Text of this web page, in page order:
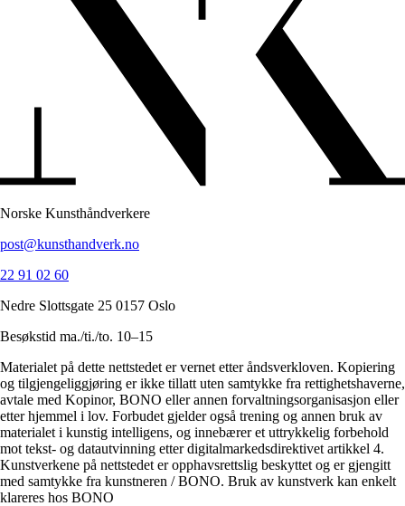
Norske Kunsthåndverkere
post@kunsthandverk.no
22 91 02 60
Nedre Slottsgate 25 0157 Oslo
Besøkstid ma./ti./to. 10–15
Materialet på dette nettstedet er vernet etter åndsverkloven. Kopiering
og tilgjengeliggjøring er ikke tillatt uten samtykke fra rettighetshaverne,
avtale med Kopinor, BONO eller annen forvaltningsorganisasjon eller
etter hjemmel i lov. Forbudet gjelder også trening og annen bruk av
materialet i kunstig intelligens, og innebærer et uttrykkelig forbehold
mot tekst- og datautvinning etter digitalmarkedsdirektivet artikkel 4.
Kunstverkene på nettstedet er opphavsrettslig beskyttet og er gjengitt
med samtykke fra kunstneren / BONO. Bruk av kunstverk kan enkelt
klareres hos BONO